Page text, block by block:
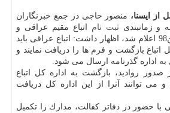
از ایسنا، منصور حاجی در جمع خبرنگاران
و زمانبندیثبت نام اتباع مقیم عراقی و
افغانی برای سفر اربعین98 اعلام شد، اظهار داشت: اتباع عراقی باید
اتباع بازگشت و فرم ها را دریافت نمایند و
اداره گذرنامه ارسال می شود.
روادید، بازگشت به اداره كل اتباع
توانند آنرا از این اداره كل دریافت
با حضور در دفاتر كفالت، مدارك را تكمیل